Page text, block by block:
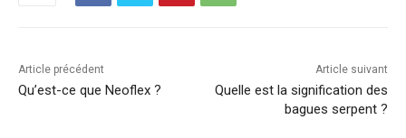
Article précédent
Qu’est-ce que Neoflex ?
Article suivant
Quelle est la signification des
bagues serpent ?